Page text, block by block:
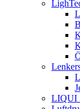
LIQUI